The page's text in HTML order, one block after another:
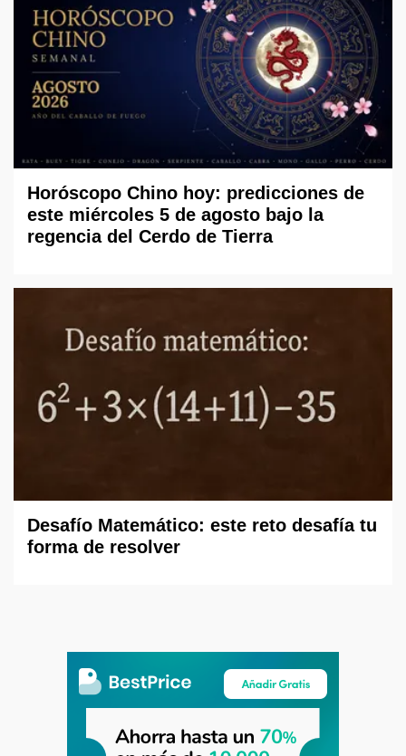
Horóscopo Chino hoy: predicciones de
este miércoles 5 de agosto bajo la
regencia del Cerdo de Tierra
Desafío Matemático: este reto desafía tu
forma de resolver